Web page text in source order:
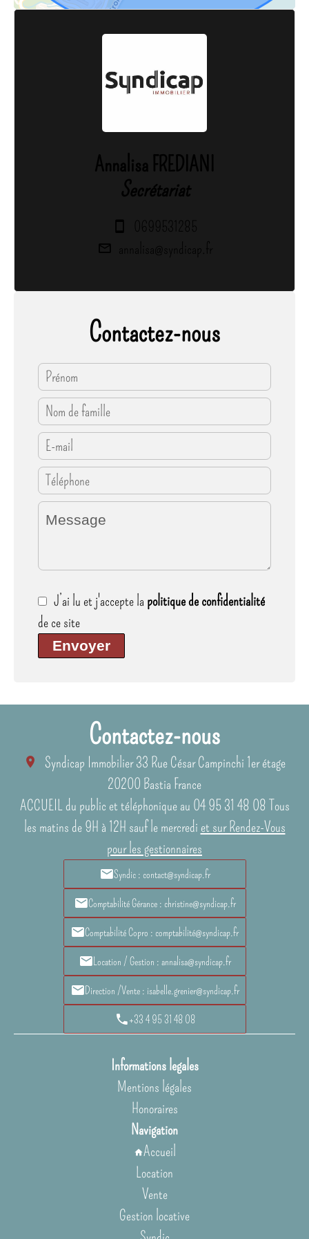
Annalisa FREDIANI
Secrétariat
0699531285
annalisa@syndicap.fr
Contactez-nous
J’ai lu et j'accepte la politique de confidentialité
de ce site
Envoyer
Contactez-nous
Syndicap Immobilier33 Rue César Campinchi 1er étage
20200 Bastia France
ACCUEIL du public et téléphonique au 04 95 31 48 08 Tous
les matins de 9H à 12H sauf le mercredi et sur Rendez-Vous
pour les gestionnaires
Syndic : contact@syndicap.fr
Comptabilité Gérance : christine@syndicap.fr
Comptabilité Copro : comptabilité@syndicap.fr
Location / Gestion : annalisa@syndicap.fr
Direction /Vente : isabelle.grenier@syndicap.fr
+33 4 95 31 48 08
Informations legales
Mentions légales
Honoraires
Navigation
Accueil
Location
Vente
Gestion locative